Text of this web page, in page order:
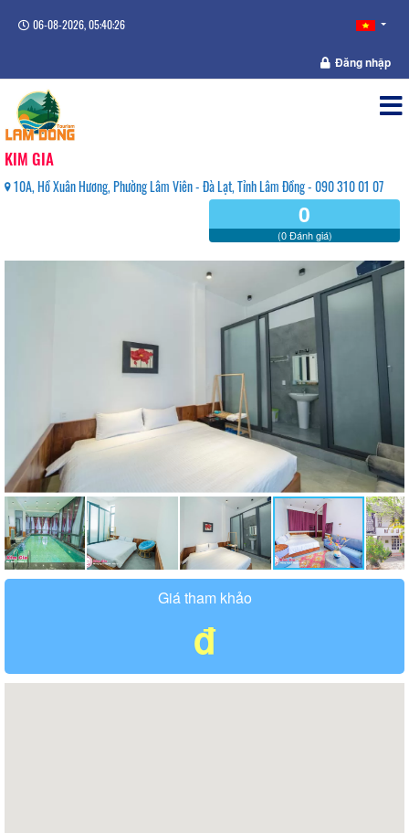
06-08-2026, 05:40:26
Đăng nhập
KIM GIA
10A, Hồ Xuân Hương, Phường Lâm Viên - Đà Lạt, Tỉnh Lâm Đồng - 090 310 01 07
0
(0 Đánh giá)
Giá tham khảo
đ